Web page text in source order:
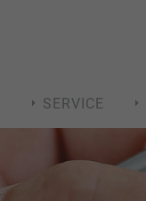
SERVICE